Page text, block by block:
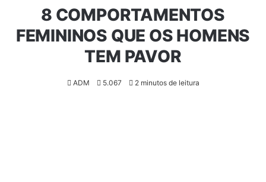
8 COMPORTAMENTOS
FEMININOS QUE OS HOMENS
TEM PAVOR
ADM 5.067 2 minutos de leitura